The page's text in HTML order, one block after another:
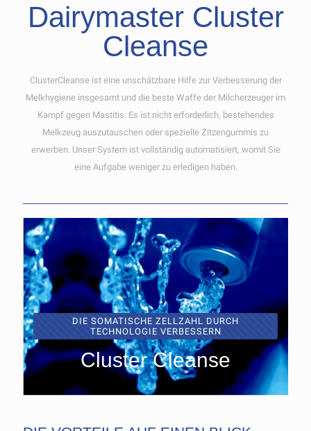
Dairymaster Cluster
Cleanse
ClusterCleanse ist eine unschätzbare Hilfe zur Verbesserung der
Melkhygiene insgesamt und die beste Waffe der Milcherzeuger im
Kampf gegen Mastitis. Es ist nicht erforderlich, bestehendes
Melkzeug auszutauschen oder spezielle Zitzengummis zu
erwerben. Unser System ist vollständig automatisiert, womit Sie
eine Aufgabe weniger zu erledigen haben.
DIE SOMATISCHE ZELLZAHL DURCH
TECHNOLOGIE VERBESSERN
Cluster Cleanse